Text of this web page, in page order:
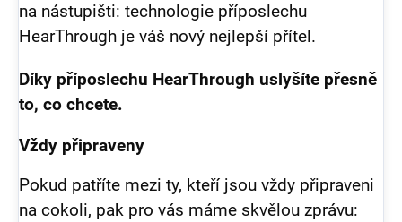
na nástupišti: technologie příposlechu
HearThrough je váš nový nejlepší přítel.
Díky příposlechu HearThrough uslyšíte přesně
to, co chcete.
Vždy připraveny
Pokud patříte mezi ty, kteří jsou vždy připraveni
na cokoli, pak pro vás máme skvělou zprávu: